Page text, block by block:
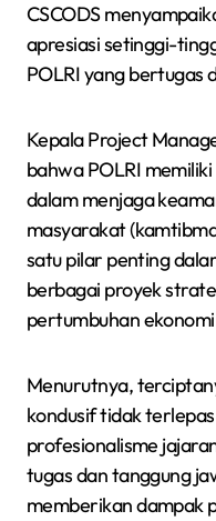
CSCODS
apresiasi setinggi-
POLRI yang bertugas
Kepala Project
bahwa POLRI
dalam menjaga
masyarakat
satu pilar penting
berbagai proyek
pertumbuhan
Menurutnya,
kondusif tidak
profesionalisme
tugas dan tanggung
memberikan dampak